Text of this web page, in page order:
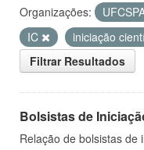
Organizações:
IC
iniciação
Filtrar Resultados
Bolsistas de
Relação de bolsistas de